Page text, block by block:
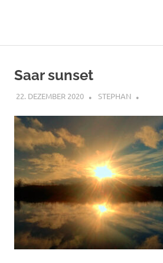
Saar sunset
22. DEZEMBER 2020 STEPHAN